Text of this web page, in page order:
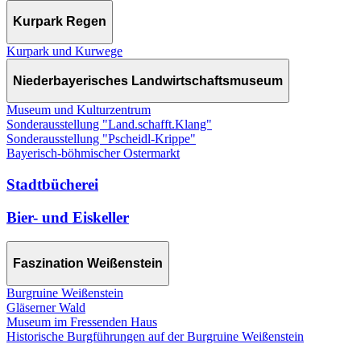
Kurpark Regen
Kurpark und Kurwege
Niederbayerisches Landwirtschaftsmuseum
Museum und Kulturzentrum
Sonderausstellung "Land.schafft.Klang"
Sonderausstellung "Pscheidl-Krippe"
Bayerisch-böhmischer Ostermarkt
Stadtbücherei
Bier- und Eiskeller
Faszination Weißenstein
Burgruine Weißenstein
Gläserner Wald
Museum im Fressenden Haus
Historische Burgführungen auf der Burgruine Weißenstein